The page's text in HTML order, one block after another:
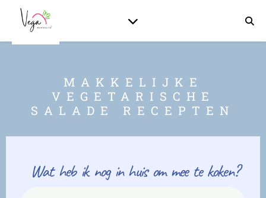
MAKKELIJKE
VEGETARISCHE
SALADE RECEPTEN
Wat heb ik nog in huis om mee te koken?